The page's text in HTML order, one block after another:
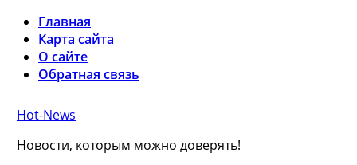
Главная
Карта сайта
О сайте
Обратная связь
Hot-News
Новости, которым можно доверять!